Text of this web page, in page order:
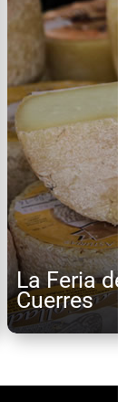
La Feria
Cuerres